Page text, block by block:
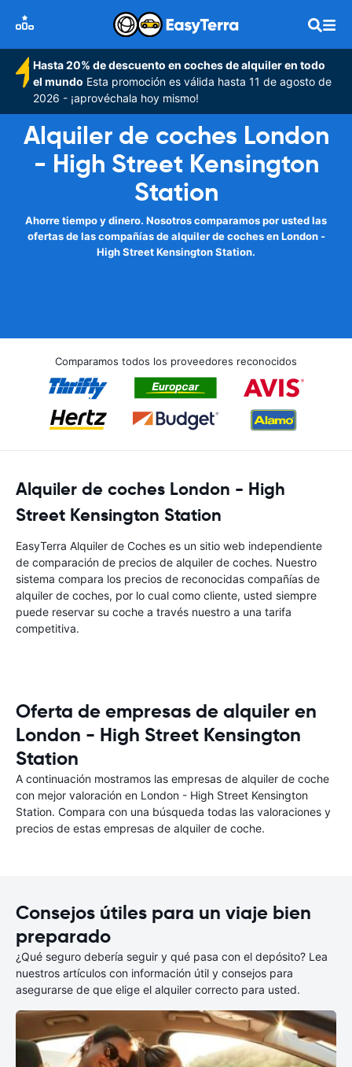
Hasta 20% de descuento en coches de alquiler en todo
el mundo Esta promoción es válida hasta 11 de agosto de
2026 - ¡aprovéchala hoy mismo!
Alquiler de coches London
- High Street Kensington
Station
Ahorre tiempo y dinero. Nosotros comparamos por usted las
ofertas de las compañías de alquiler de coches en London -
High Street Kensington Station.
Comparamos todos los proveedores reconocidos
Alquiler de coches London - High
Street Kensington Station
EasyTerra Alquiler de Coches es un sitio web independiente
de comparación de precios de alquiler de coches. Nuestro
sistema compara los precios de reconocidas compañías de
alquiler de coches, por lo cual como cliente, usted siempre
puede reservar su coche a través nuestro a una tarifa
competitiva.
Oferta de empresas de alquiler en
London - High Street Kensington
Station
A continuación mostramos las empresas de alquiler de coche
con mejor valoración en London - High Street Kensington
Station. Compara con una búsqueda todas las valoraciones y
precios de estas empresas de alquiler de coche.
Consejos útiles para un viaje bien
preparado
¿Qué seguro debería seguir y qué pasa con el depósito? Lea
nuestros artículos con información útil y consejos para
asegurarse de que elige el alquiler correcto para usted.